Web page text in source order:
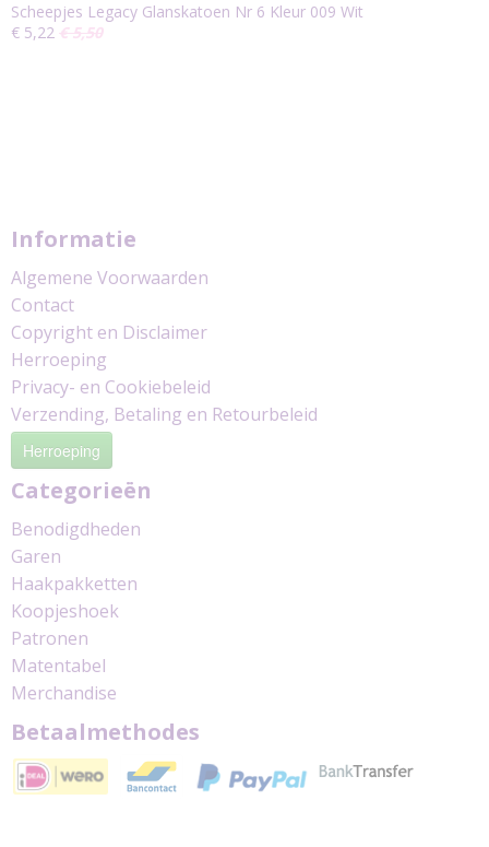
Scheepjes Legacy Glanskatoen Nr 6 Kleur 009 Wit
€ 5,22 € 5,50
Informatie
Algemene Voorwaarden
Contact
Copyright en Disclaimer
Herroeping
Privacy- en Cookiebeleid
Verzending, Betaling en Retourbeleid
Herroeping
Categorieën
Benodigdheden
Garen
Haakpakketten
Koopjeshoek
Patronen
Matentabel
Merchandise
Betaalmethodes